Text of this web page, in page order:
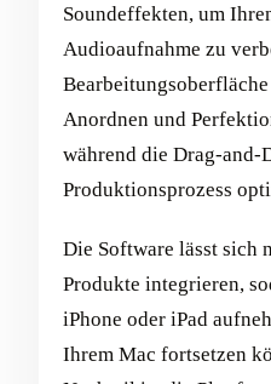
Soundeffekten, um
Audioaufnahme zu
Anordnen und
während die Drag-
Produktionsprozess
Die Software lässt sich
Produkte integrieren,
iPhone oder iPad
Ihrem Mac fortsetzen